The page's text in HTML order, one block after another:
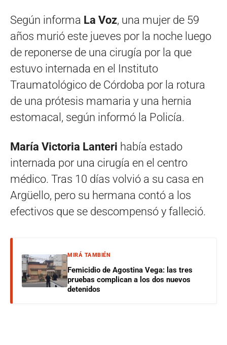
Según informa La Voz, una mujer de 59
años murió este jueves por la noche luego
de reponerse de una cirugía por la que
estuvo internada en el Instituto
Traumatológico de Córdoba por la rotura
de una prótesis mamaria y una hernia
estomacal, según informó la Policía.
María Victoria Lanteri había estado
internada por una cirugía en el centro
médico. Tras 10 días volvió a su casa en
Argüello, pero su hermana contó a los
efectivos que se descompensó y falleció.
MIRÁ TAMBIÉN
Femicidio de Agostina Vega: las tres
pruebas complican a los dos nuevos
detenidos